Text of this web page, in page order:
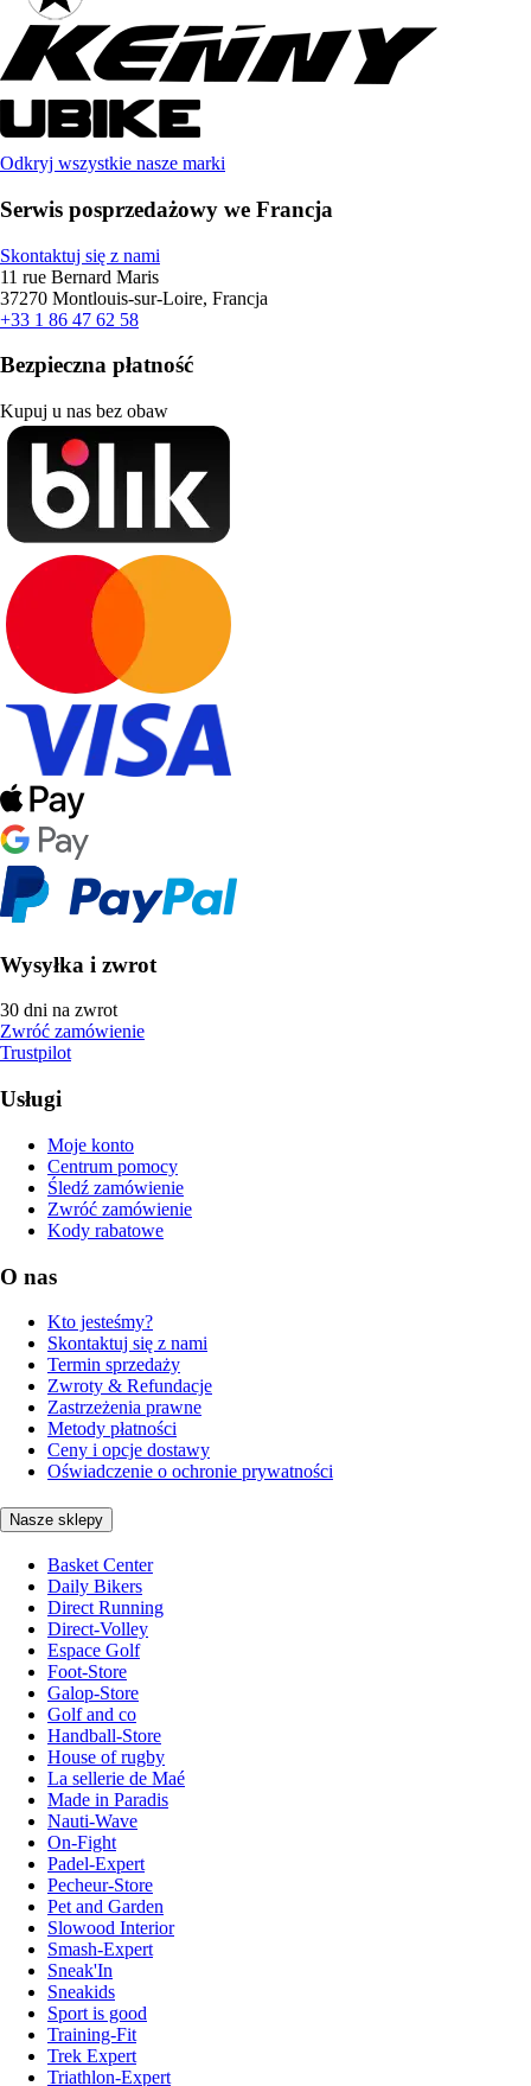
Odkryj wszystkie nasze marki
Serwis posprzedażowy we Francja
Skontaktuj się z nami
11 rue Bernard Maris
37270 Montlouis-sur-Loire, Francja
+33 1 86 47 62 58
Bezpieczna płatność
Kupuj u nas bez obaw
Wysyłka i zwrot
30 dni na zwrot
Zwróć zamówienie
Trustpilot
Usługi
Moje konto
Centrum pomocy
Śledź zamówienie
Zwróć zamówienie
Kody rabatowe
O nas
Kto jesteśmy?
Skontaktuj się z nami
Termin sprzedaży
Zwroty & Refundacje
Zastrzeżenia prawne
Metody płatności
Ceny i opcje dostawy
Oświadczenie o ochronie prywatności
Nasze sklepy
Basket Center
Daily Bikers
Direct Running
Direct-Volley
Espace Golf
Foot-Store
Galop-Store
Golf and co
Handball-Store
House of rugby
La sellerie de Maé
Made in Paradis
Nauti-Wave
On-Fight
Padel-Expert
Pecheur-Store
Pet and Garden
Slowood Interior
Smash-Expert
Sneak'In
Sneakids
Sport is good
Training-Fit
Trek Expert
Triathlon-Expert